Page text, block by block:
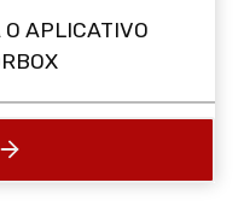
APLICATIVO